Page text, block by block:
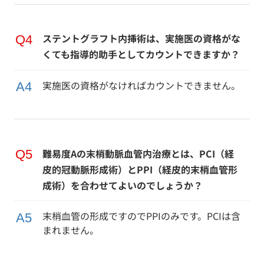
ステントグラフト内挿術は、実施医の資格がな
くても指導的助手としてカウントできますか？
実施医の資格がなければカウントできません。
難易度Aの末梢動脈血管内治療とは、PCI（経
皮的冠動脈形成術）とPPI（経皮的末梢血管形
成術）を合わせてよいのでしょうか？
末梢血管の形成ですのでPPIのみです。PCIは含
まれません。